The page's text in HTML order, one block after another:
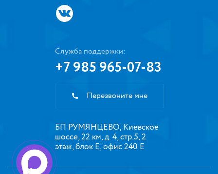
Служба поддержки:
+7 985 965-07-83
Перезвоните мне
БП РУМЯНЦЕВО, Киевское
шоссе, 22 км, д. 4, стр.5, 2
этаж, блок Е, офис 240 Е